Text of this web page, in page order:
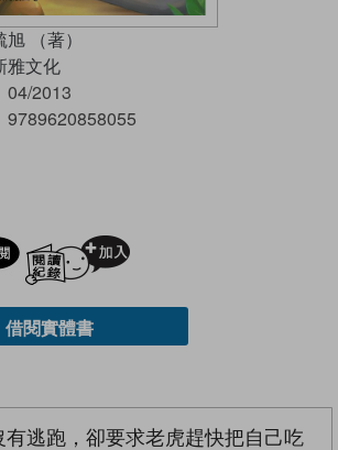
旭 （著）
雅文化
04/2013
9789620858055
試閲
借閱實體書
逃跑，卻要求老虎趕快把自己吃